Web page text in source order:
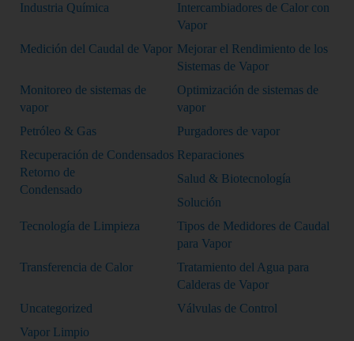
Industria Química
Intercambiadores de Calor con
Vapor
Medición del Caudal de Vapor Mejorar el Rendimiento de los
Sistemas de Vapor
Monitoreo de sistemas de
vapor
Optimización de sistemas de
vapor
Petróleo & Gas
Purgadores de vapor
Recuperación de Condensados
Retorno de
Condensado
Reparaciones
Salud & Biotecnología
Solución
Tecnología de Limpieza
Tipos de Medidores de Caudal
para Vapor
Transferencia de Calor
Tratamiento del Agua para
Calderas de Vapor
Uncategorized
Válvulas de Control
Vapor Limpio